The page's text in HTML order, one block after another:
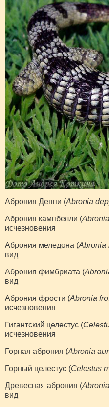
Аброния Деппи (Abronia
Аброния кампбелли (
исчезновения
Аброния меледона (Abronia
вид
Аброния фимбриата (
вид
Аброния фрости (Abronia
исчезновения
Гигантский целестус (
исчезновения
Горная аброния (Abronia
Горный целестус (Celestus
Древесная аброния (
вид